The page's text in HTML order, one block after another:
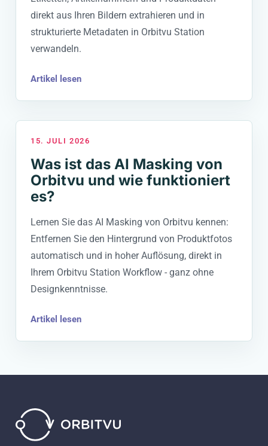
direkt aus Ihren Bildern extrahieren und in
strukturierte Metadaten in Orbitvu Station
verwandeln.
Artikel lesen
15. JULI 2026
Was ist das AI Masking von
Orbitvu und wie funktioniert
es?
Lernen Sie das AI Masking von Orbitvu kennen:
Entfernen Sie den Hintergrund von Produktfotos
automatisch und in hoher Auflösung, direkt in
Ihrem Orbitvu Station Workflow - ganz ohne
Designkenntnisse.
Artikel lesen